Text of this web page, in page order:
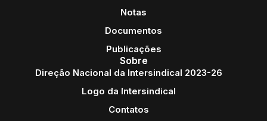
Notas
Documentos
Publicações
Sobre
Direção Nacional da Intersindical 2023-26
Logo da Intersindical
Contatos